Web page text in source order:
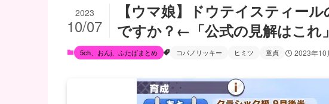
【ウマ娘】ドウテイスティー
ですか？←「公式の見解はこれ」
2023
10/07
5ch、おんj、ふたばまとめ コパノリッキー ヒミツ 童貞 2023年10